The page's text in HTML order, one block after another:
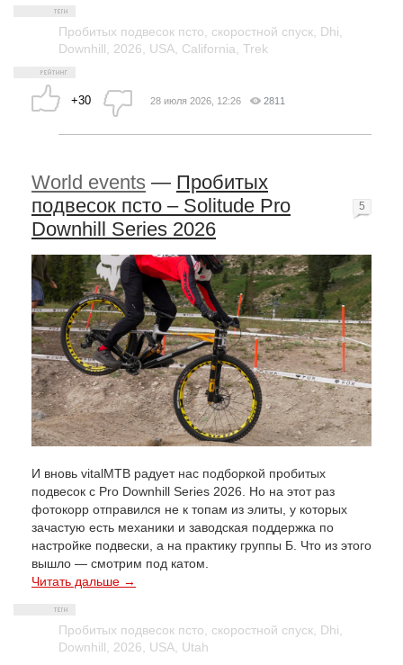
Пробитых подвесок псто скоростной спуск Dhi
Downhill
2026 USA California Trek
+30 28 июля 2026, 12:26 2811
World events — Пробитых
подвесок псто – Solitude Pro
Downhill Series 2026
И вновь vitalMTB радует нас подборкой пробитых
подвесок с Pro Downhill Series 2026. Но на этот раз
фотокорр отправился не к топам из элиты, у которых
зачастую есть механики и заводская поддержка по
настройке подвески, а на практику группы Б. Что из этого
вышло — смотрим под катом.
Читать дальше →
Пробитых подвесок псто скоростной спуск Dhi
Downhill
2026 USA Utah
5